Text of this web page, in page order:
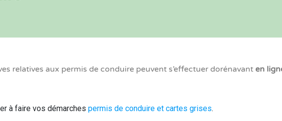
relatives aux permis de conduire peuvent s’effectuer dorénavant en
à faire vos démarches permis de conduire et cartes grises.